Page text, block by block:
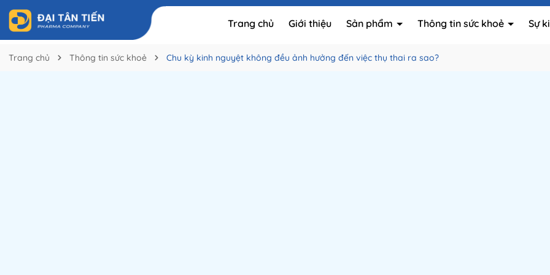
Trang chủ Giới thiệu Sản phẩm Thông tin sức khoẻ Sự
Trang chủ Thông tin sức khoẻ Chu kỳ kinh nguyệt không đều ảnh hưởng đến việc thụ thai ra sao?